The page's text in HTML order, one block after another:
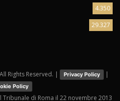
4.350
29.327
Rights Reserved. | Privacy Policy |
Policy
di Roma il 22 novembre 2013